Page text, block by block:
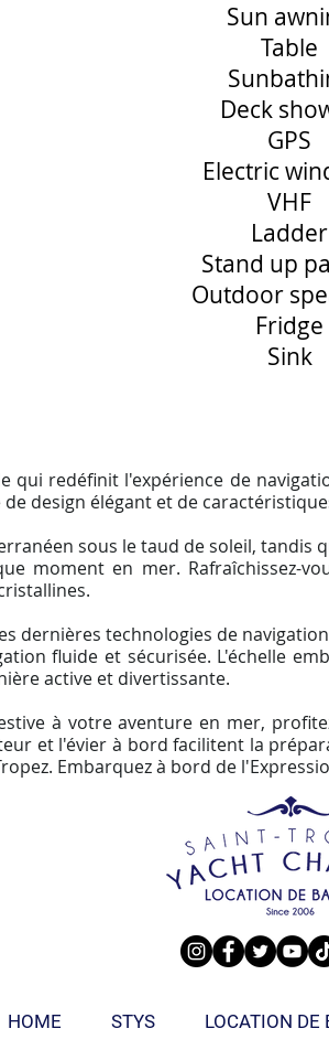
Sun
Table
Deck
GPS
Electric
VHF
Ladder
Stand up
Outdoor
Fridge
Sink
qui redéfinit l'expérience de
design élégant et de
sous le taud de soleil,
moment en mer. Rafraîchissez-
dernières technologies de
fluide et sécurisée. L'échelle
active et divertissante.
à votre aventure en mer,
et l'évier à bord facilitent la
Embarquez à bord de
HOME STYS LOCATION DE